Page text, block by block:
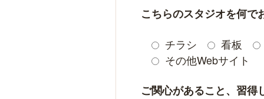
こちらのスタジオを何
チラシ
看板
その他Webサイト
ご関心があること、習得